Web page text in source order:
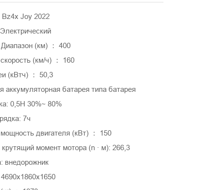
Joy 2022
(км) ： 400
(км/ч) ： 160
(кВтч) ： 50,3
аккумуляторная батарея типа батарея
0,5H 30%~ 80%
7ч
двигателя (кВт) ： 150
момент мотора (n · м): 266,3
внедорожник